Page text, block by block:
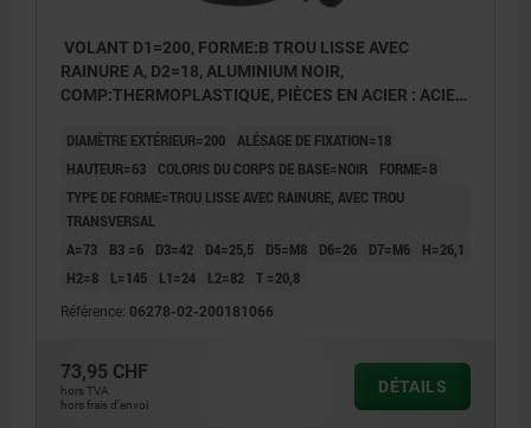
VOLANT D1=200, FORME:B TROU LISSE AVEC
RAINURE A, D2=18, ALUMINIUM NOIR,
COMP:THERMOPLASTIQUE, PIÈCES EN ACIER : ACIER,
DIAMÈTRE EXTÉRIEUR=200 ALÉSAGE DE FIXATION=18
HAUTEUR=63
COLORIS DU CORPS DE BASE=NOIR
FORME=B
TYPE DE FORME=TROU LISSE AVEC RAINURE, AVEC TROU
TRANSVERSAL
A=73
B3 =6 D3=42 D4=25,5 D5=M8 D6=26 D7=M6
H=26,1
H2=8
L=145 L1=24 L2=82 T =20,8
Référence: 06278-02-200181066
73,95 CHF
hors TVA
hors frais d’envoi
DÉTAILS